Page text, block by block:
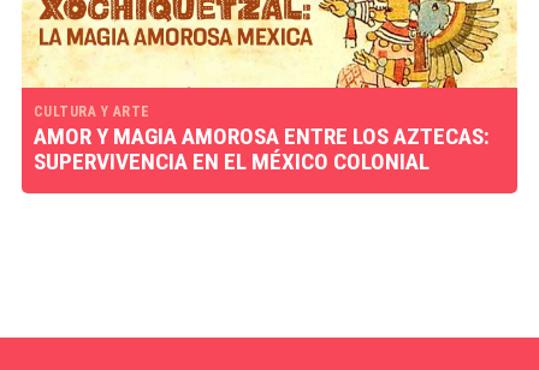
CULTURA Y ARTE
AMOR Y MAGIA AMOROSA ENTRE LOS AZTECAS:
SUPERVIVENCIA EN EL MÉXICO COLONIAL